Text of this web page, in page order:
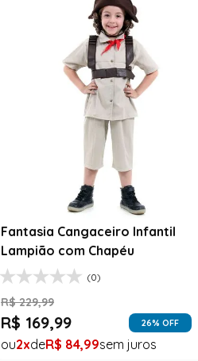
Fantasia Cangaceiro Infantil
Lampião com Chapéu
(0)
R$ 229,99
R$ 169,99 26% OFF
2 R$ 84,99